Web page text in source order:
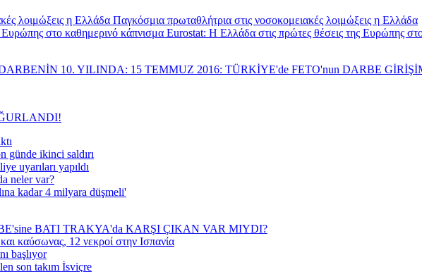
Παγκόσμια πρωταθλήτρια στις νοσοκομειακές λοιμώξεις η Ελλάδα
Eurostat: Η Ελλάδα στις πρώτες θέσεις της Ευρώπης
10. YILINDA: 15 TEMMUZ 2016: TÜRKİYE'de FETO'nun DARBE
günde ikinci saldırı
uyarıları yapıldı
neler var?
kadar 4 milyara düşmeli'
BATI TRAKYA'da KARŞI ÇIKAN VAR MIYDI?
καύσωνας, 12 νεκροί στην Ισπανία
başlıyor
son takım İsviçre